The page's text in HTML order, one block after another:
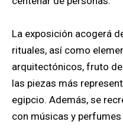
La exposición acogerá
rituales, así como
arquitectónicos, fruto
las piezas más
egipcio. Además, se
con músicas y